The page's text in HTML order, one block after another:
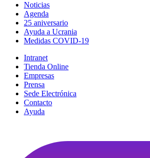
Noticias
Agenda
25 aniversario
Ayuda a Ucrania
Medidas COVID-19
Intranet
Tienda Online
Empresas
Prensa
Sede Electrónica
Contacto
Ayuda